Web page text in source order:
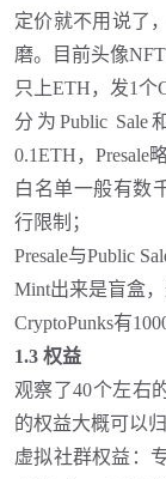
定价就不用说了
磨。目前头像
只上ETH，发1个
分为 Public
0.1ETH，Presale
白名单一般有数
行限制 ；
Presale与Public
Mint出来是盲盒
CryptoPunks有
1.3 权益
观察了40个左右
的权益大概可以
虚拟社群权益 ：